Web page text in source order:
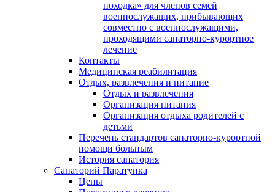
походка» для членов семей
военнослужащих, прибывающих
совместно с военнослужащими,
проходящими санаторно-курортное
лечение
Контакты
Медицинская реабилитация
Отдых, развлечения и питание
Отдых и развлечения
Организация питания
Организация отдыха родителей с
детьми
Перечень стандартов санаторно-курортной
помощи больным
История санатория
Санаторий Паратунка
Цены